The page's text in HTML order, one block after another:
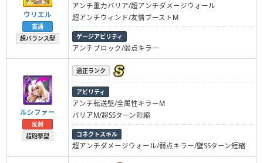
ウリエル
貫通
超バランス型
アンチ重力バリア/超アンチダメージウォール
超アンチウィンド/友情ブーストM
ゲージアビリティ
アンチブロック/弱点キラー
ルシファー
反射
超砲撃型
適正ランク
アビリティ
アンチ転送壁/全属性キラーM
バリアM/超SSターン短縮
コネクトスキル
超アンチダメージウォール/弱点キラー/壁SSターン短縮